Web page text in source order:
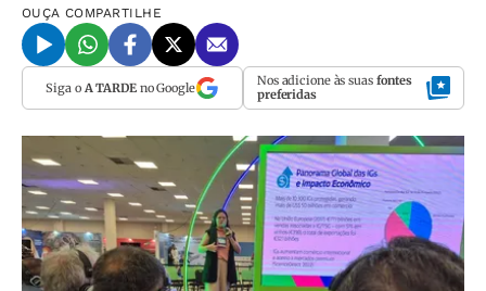
OUÇA COMPARTILHE
Siga o A TARDEno Google Nos adicione às suas fontes
preferidas